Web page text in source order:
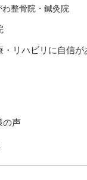
整骨院・鍼灸院
の声